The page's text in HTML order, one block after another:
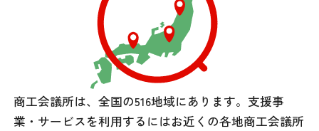
商工会議所は、全国の516地域にあります。 支援事
業・サービスを利用するにはお近くの各地商工会議所